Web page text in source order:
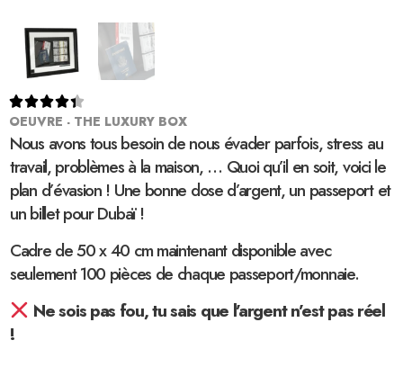

OEUVRE - THE LUXURY BOX
Nous avons tous besoin de nous évader parfois, stress au
travail, problèmes à la maison, … Quoi qu’il en soit, voici le
plan d’évasion ! Une bonne dose d’argent, un passeport et
un billet pour Dubaï !
Cadre de 50 x 40 cm maintenant disponible avec
seulement 100 pièces de chaque passeport/monnaie.
Ne sois pas fou, tu sais que l’argent n’est pas réel
!